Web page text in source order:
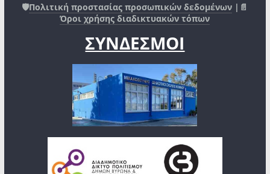
🛡️Πολιτική προστασίας προσωπικών δεδομένων |📄
Όροι χρήσης διαδικτυακών τόπων
ΣΥΝΔΕΣΜΟΙ